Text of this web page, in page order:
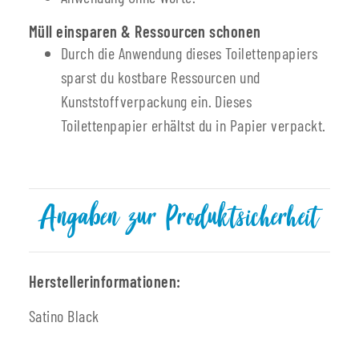
Müll einsparen & Ressourcen schonen
Durch die Anwendung dieses Toilettenpapiers
sparst du kostbare Ressourcen und
Kunststoffverpackung ein. Dieses
Toilettenpapier erhältst du in Papier verpackt.
Angaben zur Produktsicherheit
Herstellerinformationen:
Satino Black